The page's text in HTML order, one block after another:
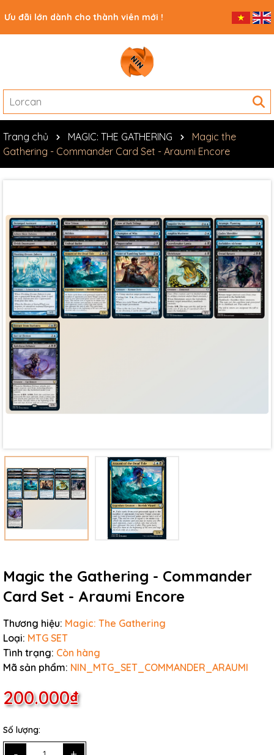
Ưu đãi lớn dành cho thành viên mới !
Trang chủ MAGIC: THE GATHERING
Magic the
Gathering - Commander Card Set - Araumi Encore
Magic the Gathering - Commander
Card Set - Araumi Encore
Thương hiệu: Magic: The Gathering
Loại: MTG SET
Tình trạng: Còn hàng
Mã sản phẩm: NIN_MTG_SET_COMMANDER_ARAUMI
200.000₫
Số lượng:
Mã giảm giá:
Ngày hết hạn:
Điều kiện: